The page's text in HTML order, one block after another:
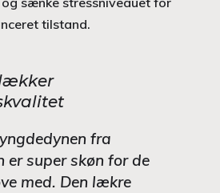
tilstand.
fra
er super skøn for de
med. Den lækre